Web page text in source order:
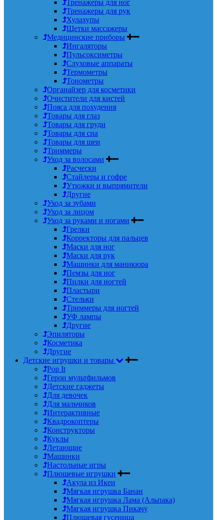
Тренажеры для ног
Тренажеры для рук
Хулахупы
Щетки массажеры
Медицинские приборы
Ингаляторы
Пульсоксиметры
Слуховые аппараты
Термометры
Тонометры
Органайзер для косметики
Очистители для кистей
Пояса для похудения
Товары для глаз
Товары для груди
Товары для сна
Товары для шеи
Триммеры
Уход за волосами
Расчески
Стайлеры и гофре
Утюжки и выпрямители
Другие
Уход за зубами
Уход за лицом
Уход за руками и ногами
Грелки
Корректоры для пальцев
Маски для ног
Маски для рук
Машинки для маникюра
Пемзы для ног
Пилки для ногтей
Пластыри
Стельки
Триммеры для ногтей
УФ лампы
Другие
Эпиляторы
Косметика
Другие
Детские игрушки и товары
Pop It
Герои мультфильмов
Детские гаджеты
Для девочек
Для мальчиков
Интерактивные
Квадрокоптеры
Конструкторы
Куклы
Летающие
Машинки
Настольные игры
Плюшевые игрушки
Акула из Икеи
Мягкая игрушка Банан
Мягкая игрушка Лама (Альпака)
Мягкая игрушка Пикачу
Плюшевая гусеница